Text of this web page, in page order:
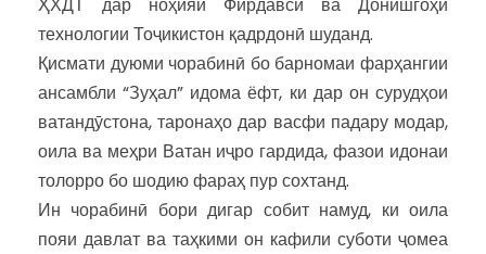
технологии Тоҷикистон қадрдонӣ шуданд.
Қисмати дуюми чорабинӣ бо барномаи фарҳангии
ансамбли “Зуҳал” идома ёфт, ки дар он сурудҳои
ватандӯстона, таронаҳо дар васфи падару модар,
оила ва меҳри Ватан иҷро гардида, фазои идонаи
толорро бо шодию фараҳ пур сохтанд.
Ин чорабинӣ бори дигар собит намуд, ки оила
пояи давлат ва таҳкими он кафили суботи ҷомеа